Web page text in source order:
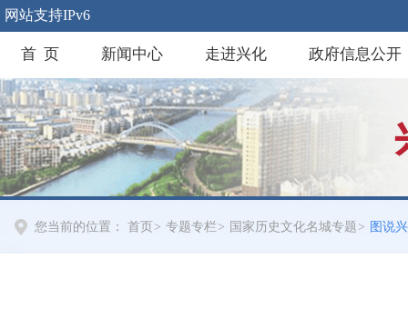
网站支持IPv6
首 页 新闻中心 走进兴化 政府信息公开
您当前的位置： 首页 > 专题专栏 > 国家历史文化名城专题 > 图说